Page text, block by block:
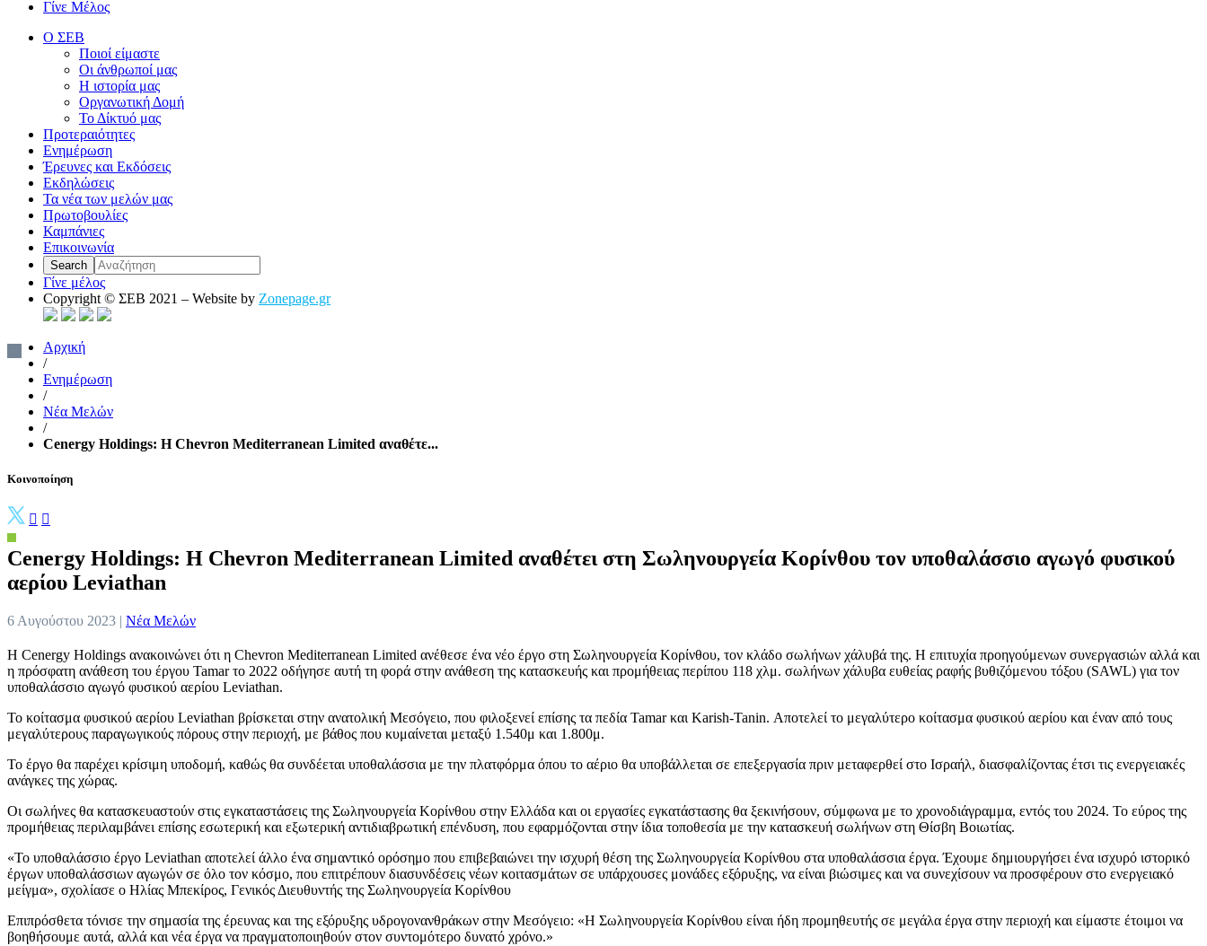
Γίνε Μέλος
Ο ΣΕΒ
Ποιοί είμαστε
Οι άνθρωποί μας
Η ιστορία μας
Οργανωτική Δομή
Το Δίκτυό μας
Προτεραιότητες
Ενημέρωση
Έρευνες και Εκδόσεις
Εκδηλώσεις
Τα νέα των μελών μας
Πρωτοβουλίες
Καμπάνιες
Επικοινωνία
Γίνε μέλος
Copyright © ΣΕΒ 2021 – Website by Zonepage.gr
Αρχική
/
Ενημέρωση
/
Νέα Μελών
/
Cenergy Holdings: Η Chevron Mediterranean Limited αναθέτε...
Κοινοποίηση
Cenergy Holdings: Η Chevron Mediterranean Limited αναθέτει στη Σωληνουργεία Κορίνθου τον υποθαλάσσιο αγωγό φυσικού
αερίου Leviathan
6 Αυγούστου 2023 | Νέα Μελών
Η Cenergy Holdings ανακοινώνει ότι η Chevron Mediterranean Limited ανέθεσε ένα νέο έργο στη Σωληνουργεία Κορίνθου, τον κλάδο σωλήνων χάλυβά της. Η επιτυχία προηγούμενων συνεργασιών αλλά και
η πρόσφατη ανάθεση του έργου Tamar το 2022 οδήγησε αυτή τη φορά στην ανάθεση της κατασκευής και προμήθειας περίπου 118 χλμ. σωλήνων χάλυβα ευθείας ραφής βυθιζόμενου τόξου (SAWL) για τον
υποθαλάσσιο αγωγό φυσικού αερίου Leviathan.
Το κοίτασμα φυσικού αερίου Leviathan βρίσκεται στην ανατολική Μεσόγειο, που φιλοξενεί επίσης τα πεδία Tamar και Karish-Tanin. Αποτελεί το μεγαλύτερο κοίτασμα φυσικού αερίου και έναν από τους
μεγαλύτερους παραγωγικούς πόρους στην περιοχή, με βάθος που κυμαίνεται μεταξύ 1.540μ και 1.800μ.
Το έργο θα παρέχει κρίσιμη υποδομή, καθώς θα συνδέεται υποθαλάσσια με την πλατφόρμα όπου το αέριο θα υποβάλλεται σε επεξεργασία πριν μεταφερθεί στο Ισραήλ, διασφαλίζοντας έτσι τις ενεργειακές
ανάγκες της χώρας.
Οι σωλήνες θα κατασκευαστούν στις εγκαταστάσεις της Σωληνουργεία Κορίνθου στην Ελλάδα και οι εργασίες εγκατάστασης θα ξεκινήσουν, σύμφωνα με το χρονοδιάγραμμα, εντός του 2024. Το εύρος της
προμήθειας περιλαμβάνει επίσης εσωτερική και εξωτερική αντιδιαβρωτική επένδυση, που εφαρμόζονται στην ίδια τοποθεσία με την κατασκευή σωλήνων στη Θίσβη Βοιωτίας.
«Το υποθαλάσσιο έργο Leviathan αποτελεί άλλο ένα σημαντικό ορόσημο που επιβεβαιώνει την ισχυρή θέση της Σωληνουργεία Κορίνθου στα υποθαλάσσια έργα. Έχουμε δημιουργήσει ένα ισχυρό ιστορικό
έργων υποθαλάσσιων αγωγών σε όλο τον κόσμο, που επιτρέπουν διασυνδέσεις νέων κοιτασμάτων σε υπάρχουσες μονάδες εξόρυξης, να είναι βιώσιμες και να συνεχίσουν να προσφέρουν στο ενεργειακό
μείγμα», σχολίασε ο Ηλίας Μπεκίρος, Γενικός Διευθυντής της Σωληνουργεία Κορίνθου
Επιπρόσθετα τόνισε την σημασία της έρευνας και της εξόρυξης υδρογονανθράκων στην Μεσόγειο: «Η Σωληνουργεία Κορίνθου είναι ήδη προμηθευτής σε μεγάλα έργα στην περιοχή και είμαστε έτοιμοι να
βοηθήσουμε αυτά, αλλά και νέα έργα να πραγματοποιηθούν στον συντομότερο δυνατό χρόνο.»